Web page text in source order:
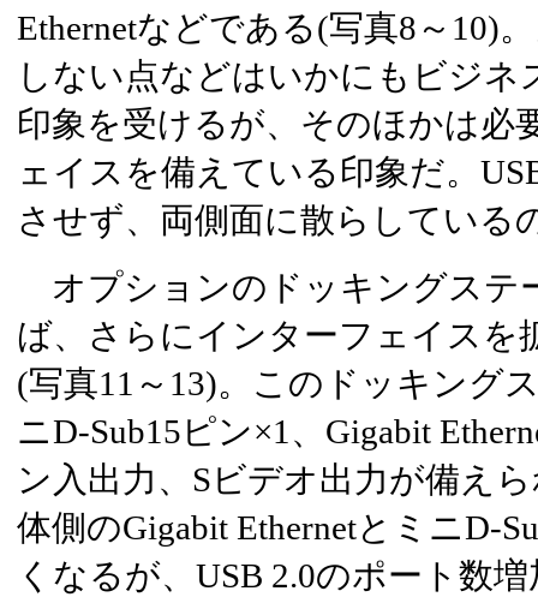
Ethernetなどである(写真8～10)
しない点などはいかにもビジネ
印象を受けるが、そのほかは必
ェイスを備えている印象だ。
させず、両側面に散らしている
オプションのドッキングステ
ば、さらにインターフェイスを
(写真11～13)。このドッキング
ニD-Sub15ピン×1、Gigabit
ン入出力、Sビデオ出力が備え
体側のGigabit EthernetとミニD-
くなるが、USB 2.0のポート数